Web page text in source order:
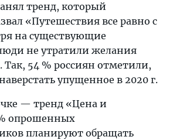
тренд, который
«Путешествия все равно с
на существующие
не утратили желания
Так, 54 % россиян отметили,
упущенное в 2020 г.
— тренд «Цена и
опрошенных
планируют обращать